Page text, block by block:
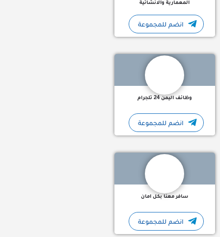
المعمارية والانشائية
انضم للمجموعة
وظائف اليمن 24 تلجرام
ننشر اي فرص عمل وتدريب في اليمن تابعنا للحصول على فرص
انضم للمجموعة
سافر معنا بكل امان
صفحة مخصصة للأستشارات والخدمات المتعلقة بالسفر بشكل
انضم للمجموعة
الماهر للدعاية والاعلان المصمم المحترف تصاميم جذابه تعلم